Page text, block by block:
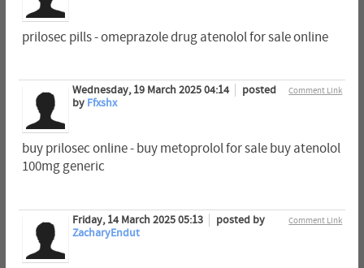
prilosec pills - omeprazole drug atenolol for sale online
Comment Link
Wednesday, 19 March 2025 04:14
posted
by Ffxshx
buy prilosec online - buy metoprolol for sale buy atenolol
100mg generic
Comment Link
Friday, 14 March 2025 05:13
posted by
ZacharyEndut